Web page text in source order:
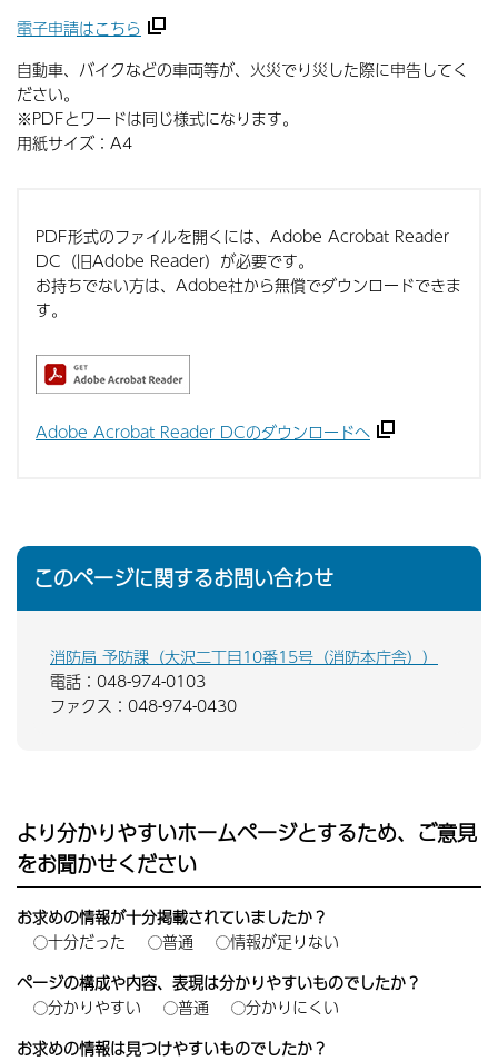
電子申請はこちら
自動車、バイクなどの車両等が、火災でり災した際に申告してく
ださい。
※PDFとワードは同じ様式になります。
用紙サイズ：A4
PDF形式のファイルを開くには、Adobe Acrobat Reader
DC（旧Adobe Reader）が必要です。
お持ちでない方は、Adobe社から無償でダウンロードできま
す。
Adobe Acrobat Reader DCのダウンロードへ
このページに関するお問い合わせ
消防局 予防課（大沢二丁目10番15号（消防本庁舎））
電話：048-974-0103
ファクス：048-974-0430
より分かりやすいホームページとするため、ご意見
をお聞かせください
お求めの情報が十分掲載されていましたか？
十分だった
普通
情報が足りない
ページの構成や内容、表現は分かりやすいものでしたか？
分かりやすい
普通
分かりにくい
お求めの情報は見つけやすいものでしたか？